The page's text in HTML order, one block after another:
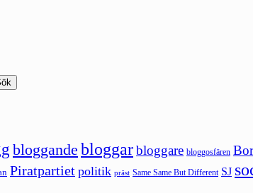
bloggande bloggarbloggare bloggosfären
Piratpartiet politik präst Same Same But Different SJ